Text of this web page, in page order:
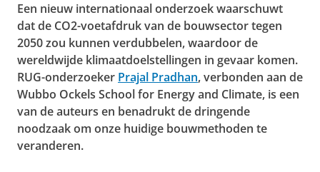
Een nieuw internationaal onderzoek waarschuwt
dat de CO2-voetafdruk van de bouwsector tegen
2050 zou kunnen verdubbelen, waardoor de
wereldwijde klimaatdoelstellingen in gevaar komen.
RUG-onderzoeker Prajal Pradhan, verbonden aan de
Wubbo Ockels School for Energy and Climate, is een
van de auteurs en benadrukt de dringende
noodzaak om onze huidige bouwmethoden te
veranderen.